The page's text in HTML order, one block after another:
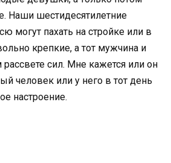
Наши шестидесятилетние
могут пахать на стройке или в
крепкие, а тот мужчина и
сил. Мне кажется или он
человек или у него в тот день
настроение.